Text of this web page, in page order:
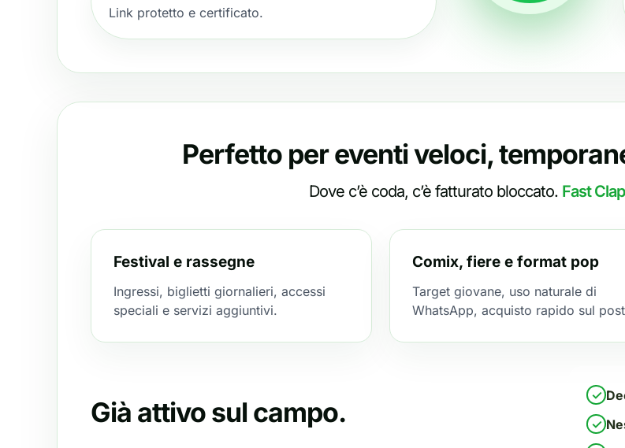
Link protetto e certificato.
Perfetto per eventi veloci,
Dove c’è coda, c’è fatturato bloccato. Fast
Festival e rassegne
Ingressi, biglietti giornalieri, accessi
speciali e servizi aggiuntivi.
Comix, fiere e format pop
Target giovane, uso naturale di
WhatsApp, acquisto rapido sul
Già attivo sul campo.
✓
✓